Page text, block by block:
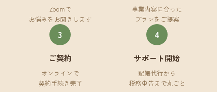
Zoomで
お悩みをお聞きします
事業内容に合った
プランをご提案
3
ご契約
オンラインで
契約手続き完了
4
サポート開始
記帳代行から
税務申告まで丸ごと